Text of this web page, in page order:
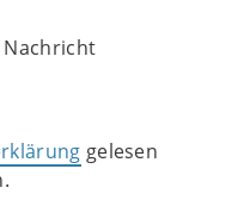
Nachricht
gelesen